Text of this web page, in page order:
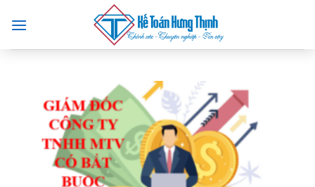
content